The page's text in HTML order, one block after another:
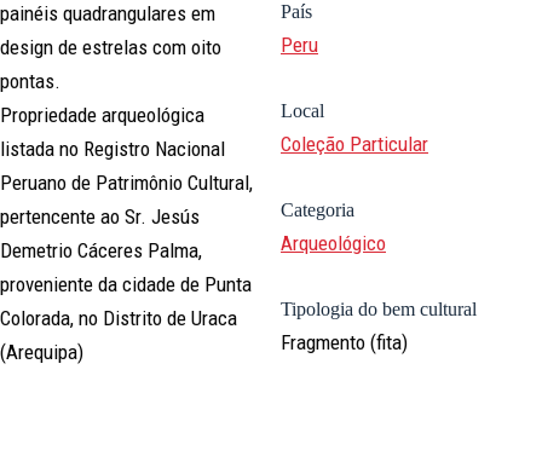
painéis quadrangulares em
design de estrelas com oito
pontas.
Propriedade arqueológica
listada no Registro Nacional
Peruano de Patrimônio Cultural,
pertencente ao Sr. Jesús
Demetrio Cáceres Palma,
proveniente da cidade de Punta
Colorada, no Distrito de Uraca
(Arequipa)
País
Peru
Local
Coleção Particular
Categoria
Arqueológico
Tipologia do bem cultural
Fragmento (fita)